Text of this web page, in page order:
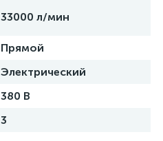
33000 л/мин
Прямой
Электрический
380 В
3